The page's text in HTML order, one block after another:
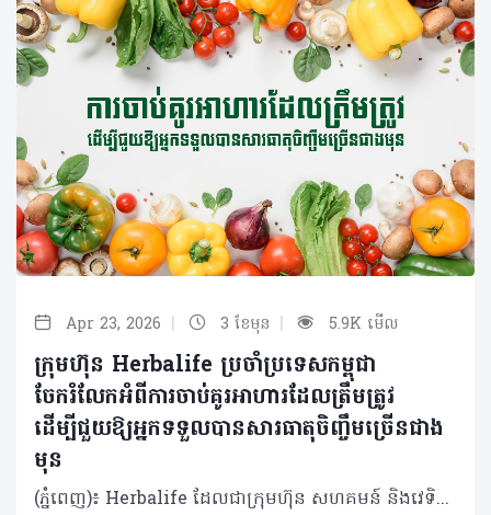
Apr 23, 2026 | 3 ខែមុន | 5.9K មើល
ក្រុមហ៊ុន Herbalife ប្រចាំប្រទេសកម្ពុជា
ចែករំលែកអំពីការចាប់គូរអាហារដែលត្រឹមត្រូវ
ដើម្បីជួយឱ្យអ្នកទទួលបានសារធាតុចិញ្ចឹមច្រើនជាង
មុន
(ភ្នំពេញ)៖ Herbalife ដែលជាក្រុមហ៊ុន សហគមន៍ និងវេទិកាភ្ជាប់ទំនាក់ទំនង លំដាប់ថ្នាក់ពិភពលោក ផ្នែកសុខភាព និងសុខុមាលភាពបានចែករំលែកអំពី ការចាប់គូរអាហារដោយឆ្លាតវៃ ដើម្បីជួយឱ្យអ្នកទទួលបានសារធាតុចិញ្ចឹមច្រើនជាងមុន។ អាហារូបត្ថម្ភល្អមិនមែនសំដៅលើការទទួលទានតែអាហារដែលកំពូល (Superfood) ឬវីតាមីនតែមួយមុខៗនោះទេ។ ផ្ទុយទៅវិញគឺជាការទទួលទានឱ្យមានតុល្យភាពចម្រុះមុខ ដើម្បីផ្តល់សារធាតុចិញ្ចឹមគ្រប់គ្រាន់ដល់រាងកាយសម្រាប់ការលូតលាស់ និងសុខុមាលភាពទូទៅ។ ការចាប់គូអាហារនឹងជួយឱ្យរាងកាយស្រូបយក និងប្រើប្រាស់សារធាតុចិញ្ចឹមទាំងនោះបានកាន់តែមានប្រសិទ្ធភាព។ វិទ្យាសាស្ត្រអាហារូបត្ថម្ភបានទទួលស្គាល់ថា ការរួមបញ្ចូលគ្នានៃអាហារមួយចំនួនអាចមានឥទ្ធិពលលើកម្រិតសារធាតុចិញ្ចឹមអាចត្រូវបានស្រូបយក និងប្រើប្រាស់ដោយរាងកាយ។ ដូចនេះ អ្នកក៏មានអំណាចអាចជម្រុញការស្រូបយកសារធាតុចិញ្ចឹមនៃសារពាង្គកាយខាងក្នុងបានផងដែរ តាមរយៈការផ្គួរផ្គងអាហារនីមួយៗដោយខ្លួនឯង។ វិធីមួយក្នុងចំណោមវិធីដែលងាយស្រួលបំផុតនោះ គឺការផ្លាស់ប្តូរមុខម្ហូប និងការទទួលទានអាហារសុខភាពចម្រុះឱ្យបានទៀងទាត់ ជាជាងការទទួលទានអាហារដដែលៗរាល់ថ្ងៃ។ តើអ្នកមានដឹងទេថាការផ្គូរផ្គងអាហារមួយចំនួនអាចផ្តល់អត្ថប្រយោជន៍ដល់រាងកាយច្រើនជាងការដែលអ្នកញ៉ាំអាហារទាំងនោះដាច់ដោយឡែកពីគ្នា? ការចាប់គូរអាហារឆ្លាតវៃទាំង ៥ យ៉ាង៖ បន្លែចម្រុះ ដូចជា ស្ពៃពួយឡេង ការ៉ុត ម្ទេសប្លោក និងប៉េងប៉ោះ មានផ្ទុកសារធាតុ Carotenoids មិនត្រឹមតែធ្វើឱ្យរុក្ខជាតិមានពណ៌ស្រស់ស្អាតប៉ុណ្ណឹងទេ ប៉ុន្តែវាក៏ដើរតួជាសារធាតុប្រឆាំងអុកស៊ីតកម្មផងដែរ។ សមាសធាតុនេះវារលាយក្នុងខ្លាញ់ មានន័យថាវានឹងត្រូវបានស្រូបយកបានល្អប្រសើរ នៅពេលញ៉ាំជាមួយជាតិខ្លាញ់ខ្លះ។ អ្នកអាចបន្ថែមជាតិខ្លាញ់ល្អបានតាមវិធីជាច្រើន៖ លាយប្រេងអូលីវលើសាឡាត់ បន្ថែមគ្រាប់ធញ្ញជាតិបន្តិចបន្តួចទៅក្នុងបន្លែឆ្អិន ឬបន្ថែមផ្លែបឺរជាដើម។ តាមរយៈការធ្វើបែបនេះ រាងកាយរបស់អ្នកអាចស្រូបយកសារធាតុប្រឆាំងអុកស៊ីតកម្មដ៏មានប្រយោជន៍ទាំងនេះបានកាន់តែប្រសើរ។ វីតាមីន C ជាមួយជាតិដែក ជួយទ្រទ្រង់ដល់ដំណើរអុកស៊ីសែន និងជួយដល់មេតាប៉ូលីសក្នុងការបំប្លែងអាហារជាថាមពល។ វីតាមីន និងជាតិដែកនេះមាននៅក្នុងប្រភពរុក្ខជាតិ និងសាច់សត្វ។ ជាតិដែកប្រភេទ Heme ដែលមាននៅក្នុង សាច់បក្សី ត្រី និងស៊ុត រាងកាយងាយស្រូបយកដោយមានប្រសិទ្ធភាព ខណៈដែលជាតិដែកប្រភេទ Non-heme ពីអាហាររុក្ខជាតិដូចជា សណ្តែក សណ្តែកបណ្តុះ ស្ពៃពួយឡេង និងធញ្ញជាតិ រាងកាយស្រូបយកបានតិចតែប៉ុណ្ណោះ។ វីតាមីន C ជួយបង្កើនការស្រូបយកជាតិដែកប្រភេទ Non-heme នេះ។ អ្នកអាចទទួលទានបន្ថែមវីតាមីន C រួមគ្នា តួយ៉ាងការទទួលទានប៉េងប៉ោះ ផ្លែក្រូច និងស្ត្របឺរី ដោយយកពួកវាទៅលាយបញ្ចូលនិងមុខម្ហូបដទៃដែលសម្បូរវីតាមីន C ស្រាប់ ដើម្បីជួយឱ្យរាងកាយរបស់អ្នកស្រូបយកជាតិដែកប្រភេទ Non-heme នេះបានដោយមានប្រសិទ្ធភាព។ អាហារក្រឡុកប្រូតេអ៊ីន ដែលមានបន្ថែមជាតិដែកមករួចស្រេច ក៏អាចជួយបំពេញតម្រូវការជាតិដែកបានដែរ ហើយនៅពេលចាប់គូជាមួយអាហារសម្បូរវីតាមីន C ជាតិដែកនឹងត្រូវបានស្រូបយកយ៉ាងល្អប្រសើរ។​ ដូច្នោះអ្នកអាចសាកបន្ថែមផ្លែឈើដូចជា ផ្លែម្នាស់ ស្ត្រប៊ឺរី ឬផ្លែស្វាយ ទៅក្នុងអាហារក្រឡុករបស់អ្នកបាន។ ការបន្ថែមបន្តិចបន្តួចទាំងនេះ អាចបង្កើតភាពខុសប្លែកគ្នា ក្នុងការបំពេញតម្រូវការសារធាតុចិញ្ចឹមប្រចាំថ្ងៃបាន។ តែបៃតង ជាមួយអាហារដែលសម្បូរវីតាមីន C តែបៃតងមានសមាសធាតុរុក្ខជាតិដ៏មានប្រយោជន៍ហៅថា Catechins ដែលដើរតួជាសារធាតុប្រឆាំងអុកស៊ីតកម្ម។ ការបន្ថែមក្រូចឆ្មារទៅក្នុងតែរបស់អ្នក ឬការទទួលទានវារួមជាមួយផ្លែឈើដែលសម្បូរវីតាមីន C (ដូចជា ក្រូច ស្ត្រប៊ឺរី ឬគីវី) ជួយឱ្យការស្រូបយកសមាសធាតុទាំងនេះមានភាពប្រសើរឡើង។ ប្រសិនបើអ្នកមានទម្លាប់ទទួលទានតែបៃតង ការចាប់គូវាជាមួយអាហារសម្រន់ដែលមានតុល្យភាព និងមានវីតាមីន C គឺរឹតតែល្អ។ ហើយប្រសិនបើអាហារសម្រន់របស់អ្នកមានជាតិប្រូតេអ៊ីន និងជាតិសរសៃ (Fiber) ច្រើនទៀត នោះវាកាន់តែប្រសើរព្រោះវានឹងជួយផ្តល់ថាមពលបានយូរ។ វីតាមីន D ជាមួយអាហារសម្បូរកាល់ស្យូម៖ វីតាមីន D ចាំបាច់សម្រាប់ជួយឱ្យរាងកាយស្រូបយកកាល់ស្យូម ដែលទ្រទ្រង់ដល់សុខភាពឆ្អឹង និងមុខងារសាច់ដុំ។ ត្រីដែលមានជាតិខ្លាញ់ដូចជា ត្រីសាល់ម៉ុន ត្រីបេកា និង ស៊ុតផ្តល់​​នូវវីតាមីន D បន្លែស្លឹកបៃតង អាហារធ្វើពីទឹកដោះគោ និងភេសជ្ជៈធ្វើពីរុក្ខជាតិដែលបន្ថែមសារធាតុចិញ្ចឹម ជួយផ្តល់នូវកាល់ស្យូម។ សម្រាប់អ្នកដែលមិនសូវទទួលទានសាច់ ផលិតផលដែលមានសារធាតុចិញ្ចឹម ឬអាហារបំប៉នដែលផ្តល់វីតាមីន D អាចជួយបំពេញចន្លោះខ្វះខាតទាំងនេះបាន។ នៅពេលរួមបញ្ចូលគ្នាជាមួយអាហារសម្បូរកាល់ស្យូម មិនថាពីប្រភពរុក្ខជាតិ ឬសត្វនោះទេ ពួកវាអាចជួយទ្រទ្រង់តម្រូវការរាងកាយរបស់អ្នកបាន។ មនុស្សពេញវ័យជាច្រើនមិនសូវទទួលទានប្រូតេអ៊ីន និងជាតិសរសៃបានគ្រប់គ្រាន់តាមតម្រូវការប្រចាំថ្ងៃនោះទេ សារធាតុទាំងពីរនេះសុទ្ធតែសំខាន់សម្រាប់ទ្រទ្រង់ភាពឆ្អែត។ ដូច្នេះការរួមបញ្ចូលប្រូតេអ៊ីនជាមួយអាហារដែលមានជាតិសរសៃខ្ពស់ អាចជួយឱ្យអ្នកមានអារម្មណ៍ឆ្អែតបានយូរ ហើយជាតិសរសៃក៏ជួយដល់សុខភាពប្រព័ន្ធរំលាយអាហារផងដែរ។ សរុបសេចក្តីមកវិញ អាហារូបត្ថម្ភល្អ មិនមែនជាច្បាប់ដ៏តឹងរ៉ឹង ឬការដេញតាមញ៉ាំតែអាហារកំពូល Superfood ណាមួយនោះទេ។ វាគឺជាការផ្តល់ឱ្យរាងកាយរបស់អ្នកនូវសារធាតុចិញ្ចឹមដែលវាត្រូវការឱ្យបានទៀងទាត់ តាមរបៀបដែលសមស្របនឹងរបៀបរស់នៅរបស់អ្នក។ ការទទួលទានអាហារចម្រុះមានន័យថា អ្នកនឹងទទួលបានអត្ថប្រយោជន៍ពីការចាប់គូអាហារទាំងនេះ។ ខណៈពេលដែលអាហារធម្មជាតិគឺជាអាហារចម្បងនៃរបបអាហារ ផលិតផលដែលបន្ថែមសារធាតុចិញ្ចឹម អាហារក្រឡុកប្រូតេអ៊ីន សុទ្ធតែអាចប្រើជារបស់ជំនួយបំពេញចន្លោះខ្វះខាត ជាពិសេសនៅពេលដែលអ្នកមមាញឹកហើយត្រូវការឱ្យរាងកាយអ្នកមានអាហារូបត្ថម្ភគ្រប់គ្រាន់។ អាហារូបត្ថម្ភ មិនមែនទាមទារភាពល្អឥតខ្ចោះនោះទេ ប៉ុន្តែវាទាមទារនូវភាពជាប់លាប់ក្នុងការអនុវត្ត។ តាមរយៈការរួមបញ្ចូលគ្នារវាងការចាប់គូអាហារ ជាមួយនឹងការជ្រើសរើសអាហារដែលផ្ដល់សុខភាពល្អ រួមមានប្រូតេអ៊ីនពី ប្រភពរុក្ខជាតិ និងសត្វ បន្លែផ្លែឈើ គ្រាប់ធញ្ញជាតិដែលសម្បូរជាតិសរសៃ និងខ្លាញ់ល្អ អ្នកនឹងនឹងទទួលបាននូវអាហារូបត្ថម្ភដែលប្រកបដោយនិរន្តរភាព ដើម្បីផ្ដល់ឱ្យរាងកាយនូវអ្វីដែលវាត្រូវការជាចាំបាច់ពីមួយថ្ងៃទៅមួយថ្ងៃ។ អំពីក្រុមហ៊ុន Herbalife ក្រុមហ៊ុន Herbalife (NYSE: HLF) គឺជាក្រុមហ៊ុនសុខភាព និងសុខុមាលភាពឈានមុខគេ និងជាសហគមន៍ដែលកំពុងផ្លាស់ប្តូរជីវិតរបស់មនុស្សជាមួយនឹងផលិតផលអាហារូបត្ថម្ភដ៏អស្ចារ្យ និងជាឱកាសអាជីវកម្មសម្រាប់សមាជិកឯករាជ្យ​របស់ខ្លួនចាប់តាំងពីឆ្នាំ 1980។ ក្រុមហ៊ុនផ្តល់ជូននូវផលិតផលដែលគាំទ្រដោយវិទ្យាសាស្រ្តដល់អ្នកប្រើប្រាស់នៅក្នុងទីផ្សារជាង 90។ តាមរយៈសមាជិកឯករាជ្យដែលផ្តល់ជូននូវការបណ្តុះបណ្តាលមួយទល់មួយ និងផ្តល់ការគាំទ្រសហគមន៍ដោយបំផុសគំនិតឱ្យអតិថិជនប្រកាន់ខ្ជាប់នូវរបៀបរស់នៅដែលមានភាពសកម្ម។